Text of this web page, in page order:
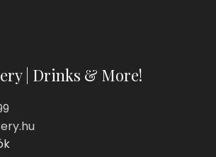
| Drinks & More!